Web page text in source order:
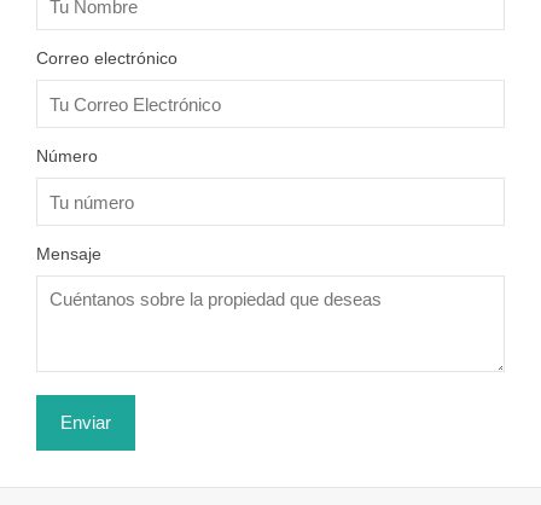
Correo electrónico
Número
Mensaje